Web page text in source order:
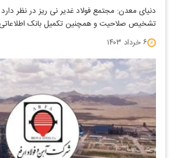
دنیای معدن: مجتمع فولاد غدیر نی ریز در نظر
تشخیص صلاحیت و همچنین تکمیل بانک
۶ خرداد ۱۴۰۳